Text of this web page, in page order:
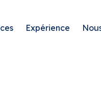
Expérience